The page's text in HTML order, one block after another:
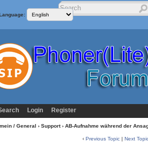
Login Register
/ General › Support› AB-Aufnahme während der
‹ Previous Topic | Next